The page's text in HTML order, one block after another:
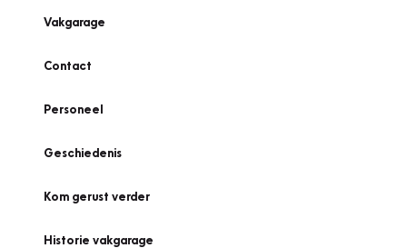
Vakgarage
Contact
Personeel
Geschiedenis
Kom gerust verder
Historie vakgarage